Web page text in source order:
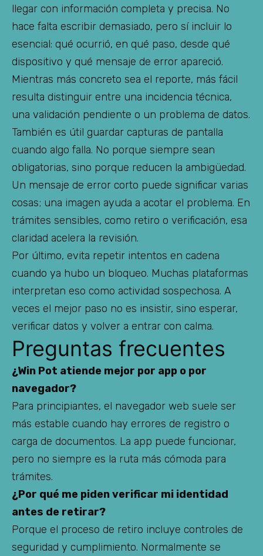
llegar con información completa y precisa. No
hace falta escribir demasiado, pero sí incluir lo
esencial: qué ocurrió, en qué paso, desde qué
dispositivo y qué mensaje de error apareció.
Mientras más concreto sea el reporte, más fácil
resulta distinguir entre una incidencia técnica,
una validación pendiente o un problema de datos.
También es útil guardar capturas de pantalla
cuando algo falla. No porque siempre sean
obligatorias, sino porque reducen la ambigüedad.
Un mensaje de error corto puede significar varias
cosas; una imagen ayuda a acotar el problema. En
trámites sensibles, como retiro o verificación, esa
claridad acelera la revisión.
Por último, evita repetir intentos en cadena
cuando ya hubo un bloqueo. Muchas plataformas
interpretan eso como actividad sospechosa. A
veces el mejor paso no es insistir, sino esperar,
verificar datos y volver a entrar con calma.
Preguntas frecuentes
¿Win Pot atiende mejor por app o por
navegador?
Para principiantes, el navegador web suele ser
más estable cuando hay errores de registro o
carga de documentos. La app puede funcionar,
pero no siempre es la ruta más cómoda para
trámites.
¿Por qué me piden verificar mi identidad
antes de retirar?
Porque el proceso de retiro incluye controles de
seguridad y cumplimiento. Normalmente se